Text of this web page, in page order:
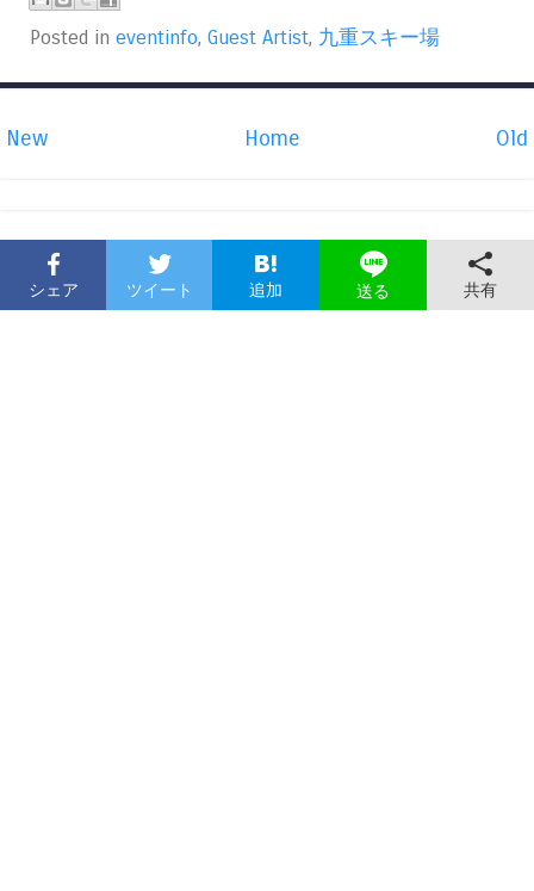
Posted in eventinfo, Guest Artist, 九重スキー場
New Old
Home
シェア ツイート 追加 送る 共有